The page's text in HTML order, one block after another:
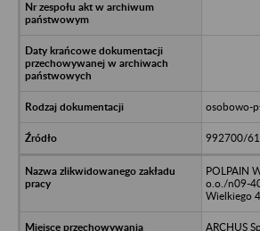
osobowo-
992700/
POLPAIN
o.o./n09-
Wielkiego
ARCHUS